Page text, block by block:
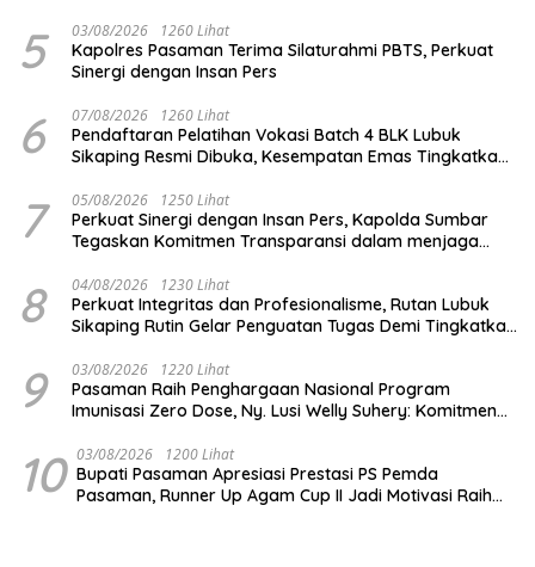
5 03/08/2026 1260 Lihat
Kapolres Pasaman Terima Silaturahmi PBTS, Perkuat
Sinergi dengan Insan Pers
6 07/08/2026 1260 Lihat
Pendaftaran Pelatihan Vokasi Batch 4 BLK Lubuk
Sikaping Resmi Dibuka, Kesempatan Emas Tingkatkan
7 05/08/2026 1250 Lihat
Perkuat Sinergi dengan Insan Pers, Kapolda Sumbar
Tegaskan Komitmen Transparansi dalam menjaga
8 04/08/2026 1230 Lihat
Perkuat Integritas dan Profesionalisme, Rutan Lubuk
Sikaping Rutin Gelar Penguatan Tugas Demi Tingkatkan
9 03/08/2026 1220 Lihat
Pasaman Raih Penghargaan Nasional Program
Imunisasi Zero Dose, Ny. Lusi Welly Suhery: Komitmen
Indonesia
10 03/08/2026 1200 Lihat
Bupati Pasaman Apresiasi Prestasi PS Pemda
Pasaman, Runner Up Agam Cup II Jadi Motivasi Raih